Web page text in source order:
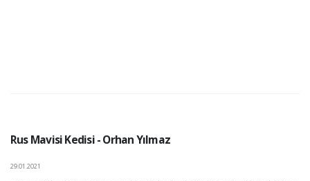
Rus Mavisi Kedisi - Orhan Yılmaz
29.01.2021